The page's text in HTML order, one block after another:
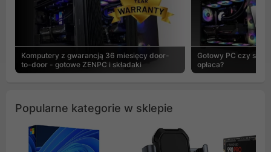
Komputery z gwarancją 36 miesięcy door-
to-door - gotowe ZENPC i składaki
Gotowy PC czy
opłaca?
Popularne kategorie w sklepie